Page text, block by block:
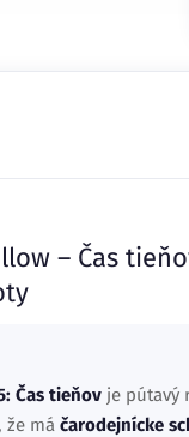
– Čas
Čas tieňov je pútavý
že má čarodejnícke